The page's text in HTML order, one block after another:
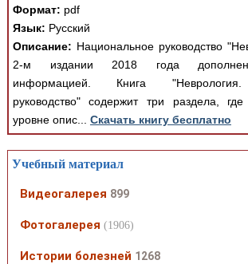
Формат: pdf
Язык: Русский
Описание: Национальное руководство
2-м издании 2018 года
информацией. Книга
руководство" содержит три раздела,
уровне опис... Скачать книгу бесплатно
Учебный материал
Видеогалерея 899
Фотогалерея (1906)
Истории болезней 1268